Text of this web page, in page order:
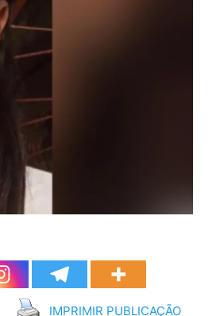
IMPRIMIR PUBLICAÇÃO